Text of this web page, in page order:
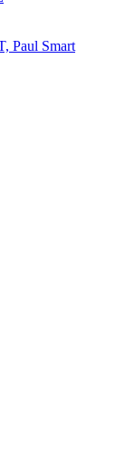
Paul Smart